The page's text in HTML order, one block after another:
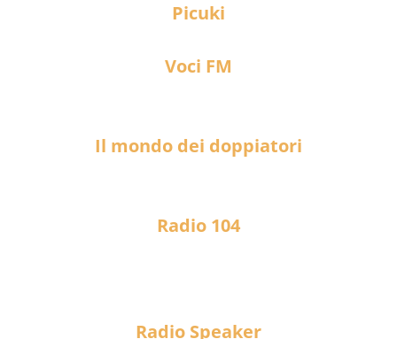
Picuki
Voci FM
Il mondo dei doppiatori
Radio 104
Radio Speaker